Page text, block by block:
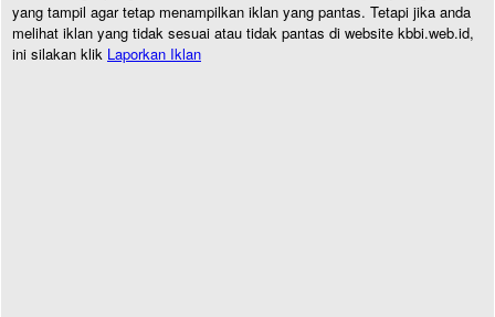
yang tampil agar tetap menampilkan iklan yang pantas. Tetapi jika anda
melihat iklan yang tidak sesuai atau tidak pantas di website kbbi.web.id,
ini silakan klik Laporkan Iklan